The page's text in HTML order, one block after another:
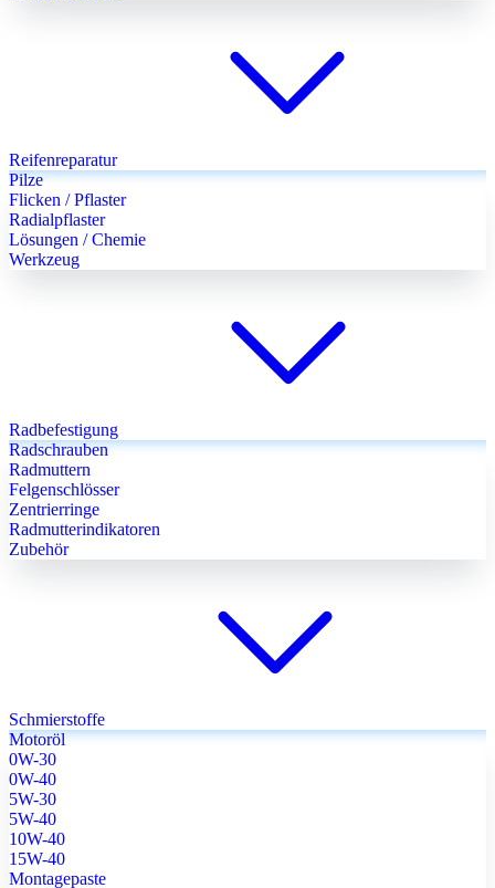
Reifenreparatur
Pilze
Flicken / Pflaster
Radialpflaster
Lösungen / Chemie
Werkzeug
Radbefestigung
Radschrauben
Radmuttern
Felgenschlösser
Zentrierringe
Radmutterindikatoren
Zubehör
Schmierstoffe
Motoröl
0W-30
0W-40
5W-30
5W-40
10W-40
15W-40
Montagepaste